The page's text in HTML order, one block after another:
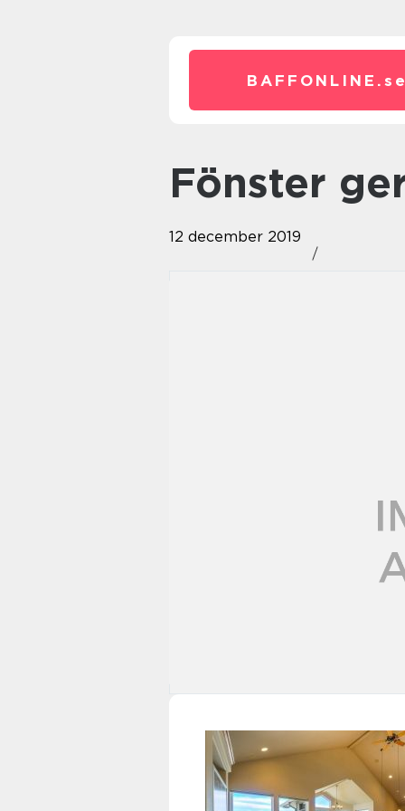
BAFFONLINE.
Fönster
12 december 2019